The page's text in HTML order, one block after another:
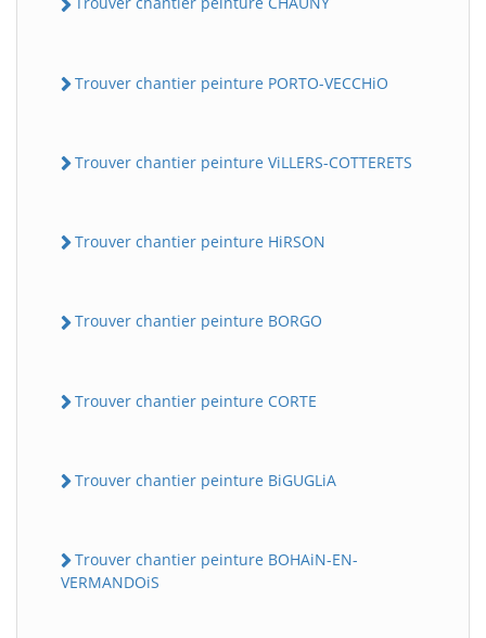
Trouver chantier peinture PORTO-VECCHiO
Trouver chantier peinture ViLLERS-COTTERETS
Trouver chantier peinture HiRSON
Trouver chantier peinture BORGO
Trouver chantier peinture CORTE
Trouver chantier peinture BiGUGLiA
Trouver chantier peinture BOHAiN-EN-
VERMANDOiS